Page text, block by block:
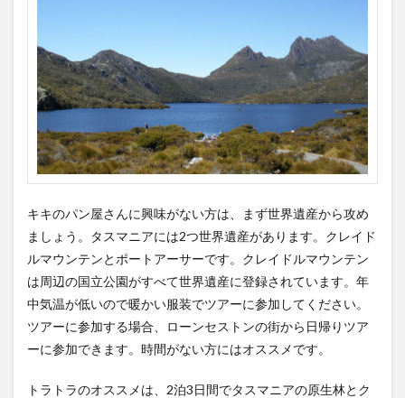
キキのパン屋さんに興味がない方は、まず世界遺産から攻め
ましょう。タスマニアには2つ世界遺産があります。クレイド
ルマウンテンとポートアーサーです。クレイドルマウンテン
は周辺の国立公園がすべて世界遺産に登録されています。年
中気温が低いので暖かい服装でツアーに参加してください。
ツアーに参加する場合、ローンセストンの街から日帰りツア
ーに参加できます。時間がない方にはオススメです。
トラトラのオススメは、2泊3日間でタスマニアの原生林とク